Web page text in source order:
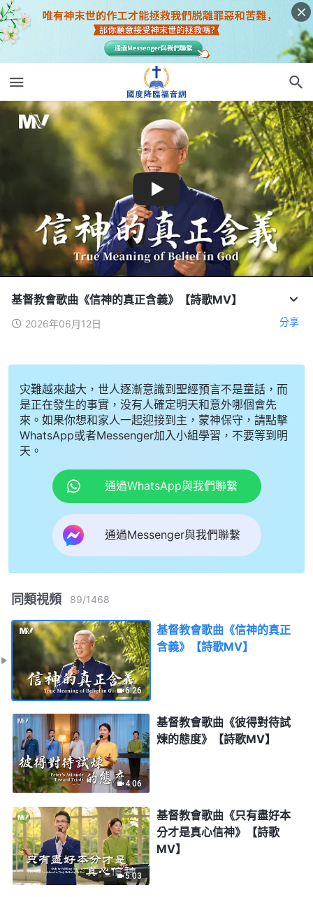
基督教會歌曲《信神的真正含義》【詩歌MV】
2026年06月12日 分享
灾難越來越大，世人逐漸意識到聖經預言不是童話，而
是正在發生的事實，没有人確定明天和意外哪個會先
來。如果你想和家人一起迎接到主，蒙神保守，請點擊
WhatsApp或者Messenger加入小組學習，不要等到明
天。
通過WhatsApp與我們聯繫
通過Messenger與我們聯繫
同類視頻 89/1468
6:26
基督教會歌曲《信神的真正
含義》【詩歌MV】
4:06
基督教會歌曲《彼得對待試
煉的態度》【詩歌MV】
5:03
基督教會歌曲《只有盡好本
分才是真心信神》【詩歌
MV】